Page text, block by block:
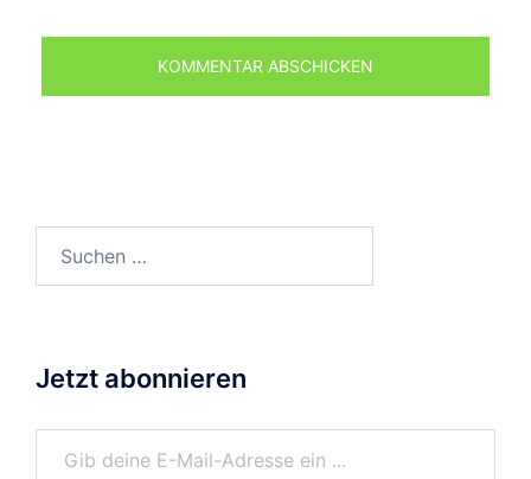
Jetzt abonnieren
Gib deine E-Mail-Adresse ein ...